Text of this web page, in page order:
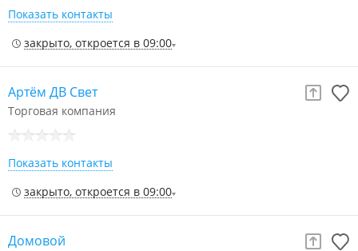
Показать контакты
закрыто, откроется в 09:00
Артём ДВ Свет
Торговая компания
Показать контакты
закрыто, откроется в 09:00
Домовой